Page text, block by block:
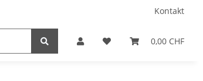
Kontakt
0,00 CHF